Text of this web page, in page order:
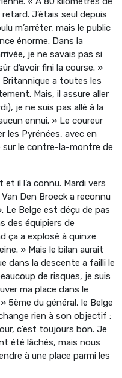
J’étais seul depuis
m’arrêter, mais le public
énorme. Dans la
je ne savais pas si
d’avoir fini la course. »
Britannique a toutes les
Mais, il assure aller
je ne suis pas allé à la
ennui. » Le coureur
les Pyrénées, avec en
le contre-la-montre de
et il l’a connu. Mardi vers
Den Broeck a reconnu
Le Belge est déçu de pas
des équipiers de
ça a explosé à quinze
» Mais le bilan aurait
dans la descente a failli le
de risques, je suis
ma place dans le
5ème du général, le Belge
rien à son objectif :
c’est toujours bon. Je
été lâchés, mais nous
à une place parmi les